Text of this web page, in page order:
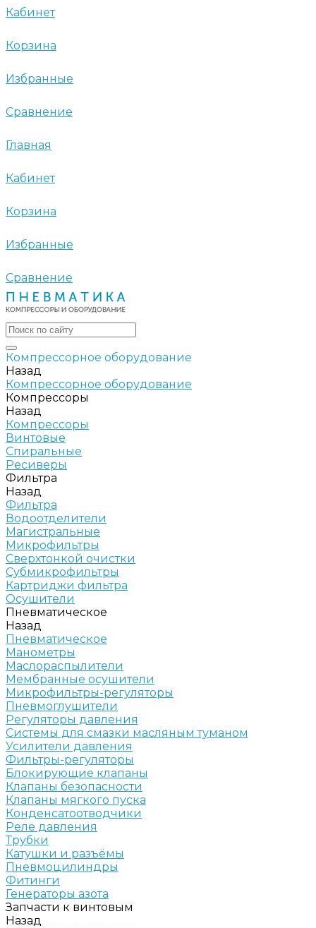
Кабинет
Корзина
Избранные
Сравнение
Главная
Кабинет
Корзина
Избранные
Сравнение
Компрессорное оборудование
Назад
Компрессорное оборудование
Компрессоры
Назад
Компрессоры
Винтовые
Спиральные
Ресиверы
Фильтра
Назад
Фильтра
Водоотделители
Магистральные
Микрофильтры
Сверхтонкой очистки
Субмикрофильтры
Картриджи фильтра
Осушители
Пневматическое
Назад
Пневматическое
Манометры
Маслораспылители
Мембранные осушители
Микрофильтры-регуляторы
Пневмоглушители
Регуляторы давления
Системы для смазки масляным туманом
Усилители давления
Фильтры-регуляторы
Блокирующие клапаны
Клапаны безопасности
Клапаны мягкого пуска
Конденсатоотводчики
Реле давления
Трубки
Катушки и разъёмы
Пневмоцилиндры
Фитинги
Генераторы азота
Запчасти к винтовым
Назад